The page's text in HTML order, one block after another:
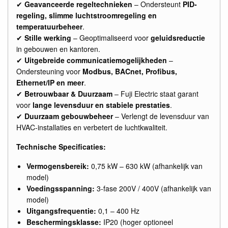
✔ Geavanceerde regeltechnieken – Ondersteunt PID-
regeling, slimme luchtstroomregeling en
temperatuurbeheer.
✔ Stille werking – Geoptimaliseerd voor geluidsreductie
in gebouwen en kantoren.
✔ Uitgebreide communicatiemogelijkheden –
Ondersteuning voor Modbus, BACnet, Profibus,
Ethernet/IP en meer.
✔ Betrouwbaar & Duurzaam – Fuji Electric staat garant
voor lange levensduur en stabiele prestaties.
✔ Duurzaam gebouwbeheer– Verlengt de levensduur van
HVAC-installaties en verbetert de luchtkwaliteit.
Technische Specificaties:
Vermogensbereik: 0,75 kW – 630 kW (afhankelijk van
model)
Voedingsspanning: 3-fase 200V / 400V (afhankelijk van
model)
Uitgangsfrequentie: 0,1 – 400 Hz
Beschermingsklasse: IP20 (hoger optioneel